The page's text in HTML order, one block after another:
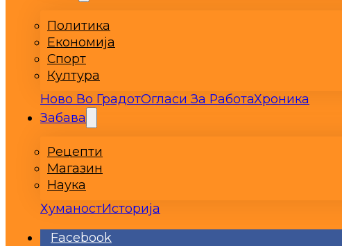
Политика
Економија
Спорт
Култура
Ново Во ГрадотОгласи За РаботаХроника
Забава
Рецепти
Магазин
Наука
ХуманостИсторија
Facebook